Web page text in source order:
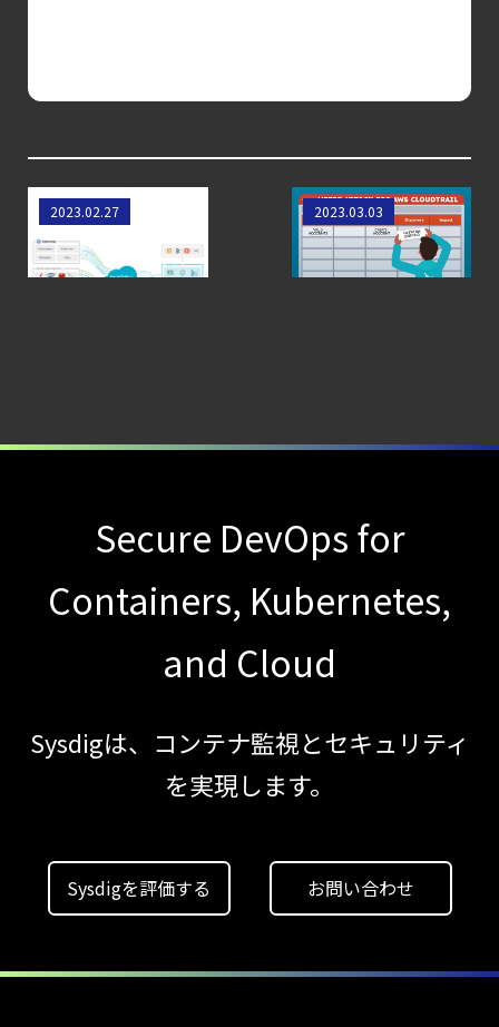
の進化：
モデルの破壊を目的としたランサムウェアを
【ブログ】CISO
のための Headless
【お知らせ】
AWS/GCP
標準ツールでは守れない？
Falco を超える
Sysdig Secure
によるセキュリティの新常識
セキュリティ運用の効率化を実現するSysdig
Agent
セキュリティブリーフィング：
2026年6月
Prometheusと
Kubernetesメトリ
クスの取り込み
2023.02.27
Falco Cloudtrailル
ールとMITRE
ATT&CKとの整合性
2023.03.03
Secure DevOps for
Containers, Kubernetes,
and Cloud
Sysdigは、コンテナ監視とセキュリティ
を実現します。
Sysdigを評価する お問い合わせ